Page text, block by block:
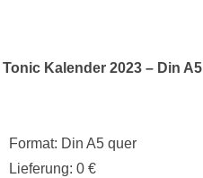
Tonic Kalender 2023 – Din A5
Format: Din A5 quer
Lieferung: 0 €